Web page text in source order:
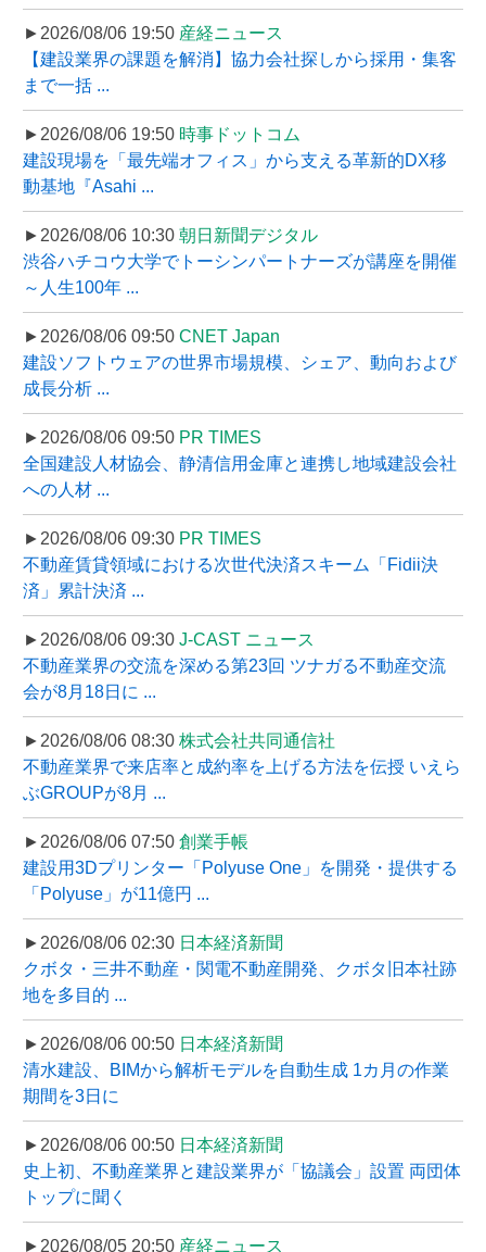
►2026/08/06 19:50 産経ニュース
【建設業界の課題を解消】協力会社探しから採用・集客
まで一括 ...
►2026/08/06 19:50 時事ドットコム
建設現場を「最先端オフィス」から支える革新的DX移
動基地『Asahi ...
►2026/08/06 10:30 朝日新聞デジタル
渋谷ハチコウ大学でトーシンパートナーズが講座を開催
～人生100年 ...
►2026/08/06 09:50 CNET Japan
建設ソフトウェアの世界市場規模、シェア、動向および
成長分析 ...
►2026/08/06 09:50 PR TIMES
全国建設人材協会、静清信用金庫と連携し地域建設会社
への人材 ...
►2026/08/06 09:30 PR TIMES
不動産賃貸領域における次世代決済スキーム「Fidii決
済」累計決済 ...
►2026/08/06 09:30 J-CAST ニュース
不動産業界の交流を深める第23回 ツナガる不動産交流
会が8月18日に ...
►2026/08/06 08:30 株式会社共同通信社
不動産業界で来店率と成約率を上げる方法を伝授 いえら
ぶGROUPが8月 ...
►2026/08/06 07:50 創業手帳
建設用3Dプリンター「Polyuse One」を開発・提供する
「Polyuse」が11億円 ...
►2026/08/06 02:30 日本経済新聞
クボタ・三井不動産・関電不動産開発、クボタ旧本社跡
地を多目的 ...
►2026/08/06 00:50 日本経済新聞
清水建設、BIMから解析モデルを自動生成 1カ月の作業
期間を3日に
►2026/08/06 00:50 日本経済新聞
史上初、不動産業界と建設業界が「協議会」設置 両団体
トップに聞く
►2026/08/05 20:50 産経ニュース